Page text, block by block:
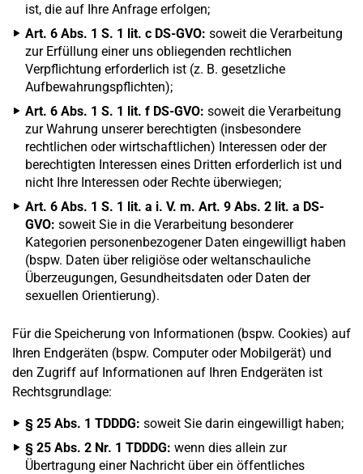
ist, die auf Ihre Anfrage erfolgen;
Art. 6 Abs. 1 S. 1 lit. c DS-GVO: soweit die Verarbeitung
zur Erfüllung einer uns obliegenden rechtlichen
Verpflichtung erforderlich ist (z. B. gesetzliche
Aufbewahrungspflichten);
Art. 6 Abs. 1 S. 1 lit. f DS-GVO: soweit die Verarbeitung
zur Wahrung unserer berechtigten (insbesondere
rechtlichen oder wirtschaftlichen) Interessen oder der
berechtigten Interessen eines Dritten erforderlich ist und
nicht Ihre Interessen oder Rechte überwiegen;
Art. 6 Abs. 1 S. 1 lit. a i. V. m. Art. 9 Abs. 2 lit. a DS-
GVO: soweit Sie in die Verarbeitung besonderer
Kategorien personenbezogener Daten eingewilligt haben
(bspw. Daten über religiöse oder weltanschauliche
Überzeugungen, Gesundheitsdaten oder Daten der
sexuellen Orientierung).
Für die Speicherung von Informationen (bspw. Cookies) auf
Ihren Endgeräten (bspw. Computer oder Mobilgerät) und
den Zugriff auf Informationen auf Ihren Endgeräten ist
Rechtsgrundlage:
§ 25 Abs. 1 TDDDG: soweit Sie darin eingewilligt haben;
§ 25 Abs. 2 Nr. 1 TDDDG: wenn dies allein zur
Übertragung einer Nachricht über ein öffentliches